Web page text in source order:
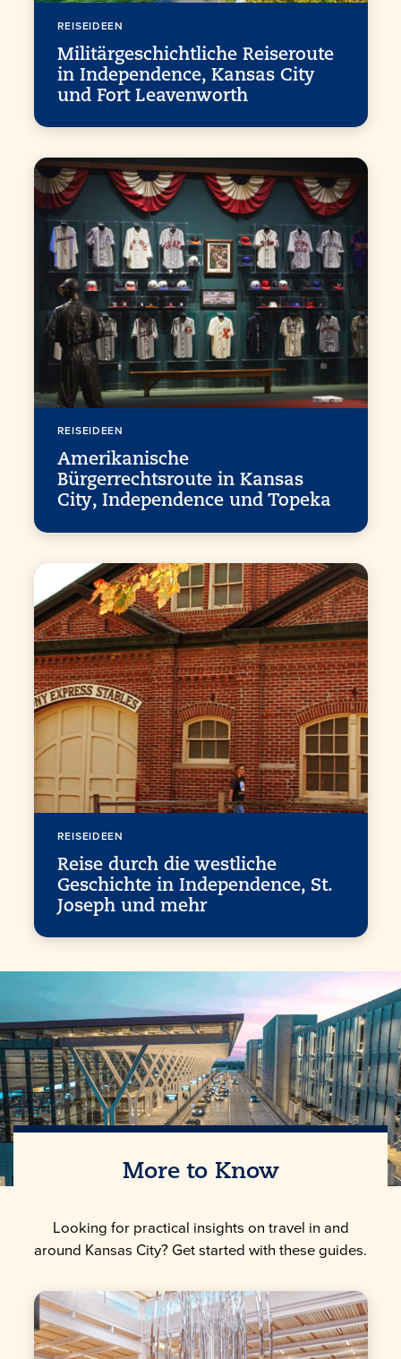
REISEIDEEN
Militärgeschichtliche Reiseroute
in Independence, Kansas City
und Fort Leavenworth
REISEIDEEN
Amerikanische
Bürgerrechtsroute in Kansas
City, Independence und Topeka
REISEIDEEN
Reise durch die westliche
Geschichte in Independence, St.
Joseph und mehr
More to Know
Looking for practical insights on travel in and
around Kansas City? Get started with these guides.